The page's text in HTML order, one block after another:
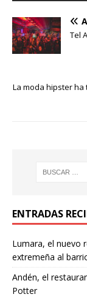
Tel
La moda hipster
ENTRADAS
Lumara, el nuevo
extremeña al
Andén, el
Potter